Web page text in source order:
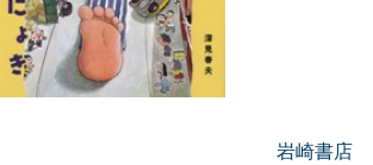
岩崎書店